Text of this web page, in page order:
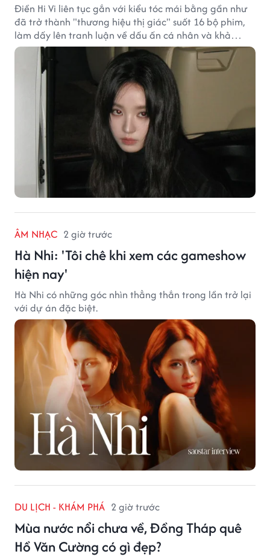
Điền Hi Vi liên tục gắn với kiểu tóc mái bằng gần như
đã trở thành "thương hiệu thị giác" suốt 16 bộ phim,
làm dấy lên tranh luận về dấu ấn cá nhân và khả
năng biến hóa trên màn ảnh.
ÂM NHẠC 2 giờ trước
Hà Nhi: 'Tôi chê khi xem các gameshow
hiện nay'
Hà Nhi có những góc nhìn thẳng thắn trong lần trở lại
với dự án đặc biệt.
DU LỊCH - KHÁM PHÁ 2 giờ trước
Mùa nước nổi chưa về, Đồng Tháp quê
Hồ Văn Cường có gì đẹp?